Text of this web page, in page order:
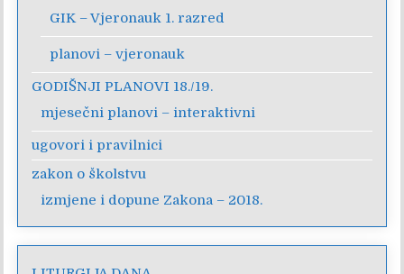
GIK – Vjeronauk 1. razred
planovi – vjeronauk
GODIŠNJI PLANOVI 18./19.
mjesečni planovi – interaktivni
ugovori i pravilnici
zakon o školstvu
izmjene i dopune Zakona – 2018.